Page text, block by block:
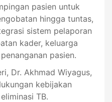
pasien untuk
hingga tuntas,
sistem pelaporan
kader, keluarga
pasien.
Dr. Akhmad Wiyagus,
kebijakan
TB.